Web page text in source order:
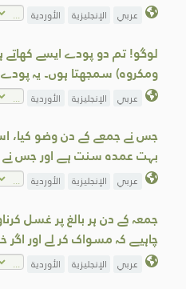
عربي الإنجليزية الأوردية
لوگو! تم دو پودے ایسے کھاتے
ومکروہ) سمجھتا ہوں۔ یہ پودے
عربي الإنجليزية الأوردية
جس نے جمعے کے دن وضو کیا،
بہت عمدہ سنت ہے اور جس نے
عربي الإنجليزية الأوردية
جمعہ کے دن ہر بالغ پر غسل
چاہیے کہ مسواک کر لے اور
عربي الإنجليزية الأوردية